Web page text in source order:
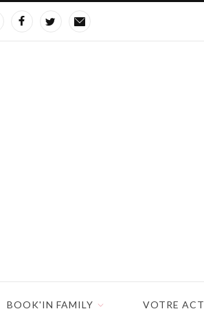
BOOK'IN FAMILY VOTRE